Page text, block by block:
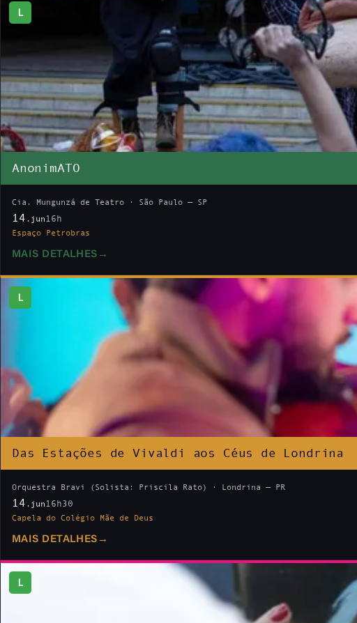
L
AnonimATO
Cia. Mungunzá de Teatro · São Paulo — SP
14 .jun 16h
Espaço Petrobras
MAIS DETALHES →
L
Das Estações de Vivaldi aos Céus de Londrina
Orquestra Bravi (Solista: Priscila Rato) · Londrina — PR
14 .jun16h30
Capela do Colégio Mãe de Deus
MAIS DETALHES →
L